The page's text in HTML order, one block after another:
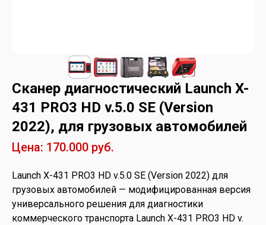
Сканер диагностический Launch X-
431 PRO3 HD v.5.0 SE (Version
2022), для грузовых автомобилей
Цена: 170.000 руб.
Launch X-431 PRO3 HD v.5.0 SE (Version 2022) для
грузовых автомобилей — модифицированная версия
универсального решения для диагностики
коммерческого транспорта Launch X-431 PRO3 HD v.